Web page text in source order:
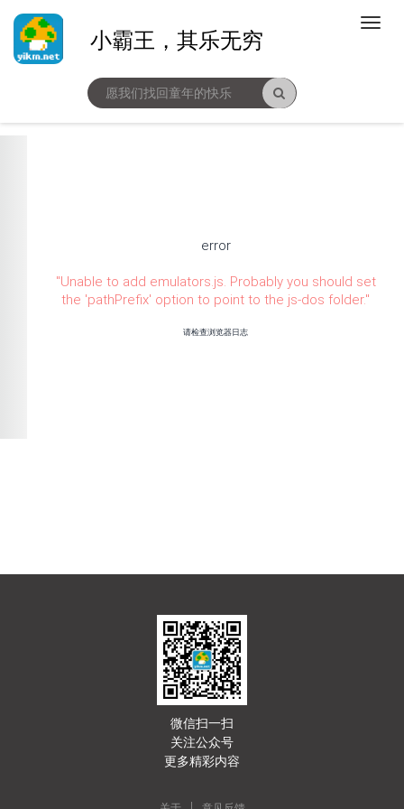
小霸王，其乐无穷
error
"Unable to add emulators.js. Probably you should set
the 'pathPrefix' option to point to the js-dos folder."
请检查浏览器日志
微信扫一扫
关注公众号
更多精彩内容